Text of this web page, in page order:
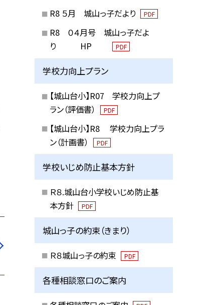
R8 ５月 城山っ子だより PDF
R8 ０４月号 城山っ子だよ
り HP
PDF
学校力向上プラン
【城山台小】R07 学校力向上プ
ラン（評価書）
PDF
【城山台小】R8 学校力向上プラ
ン（計画書）
PDF
学校いじめ防止基本方針
Ｒ８.城山台小学校いじめ防止基
本方針
PDF
城山っ子の約束（きまり）
Ｒ８城山っ子の約束 PDF
各種相談窓口のご案内